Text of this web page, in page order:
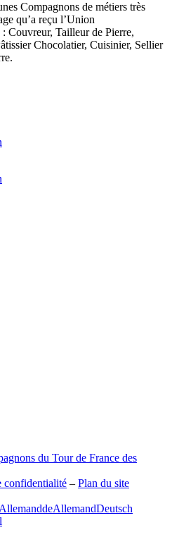
Compagnons de métiers très
qu’a reçu l’Union
Couvreur, Tailleur de Pierre,
Chocolatier, Cuisinier, Sellier
confidentialité – Plan du site
deAllemandDeutsch